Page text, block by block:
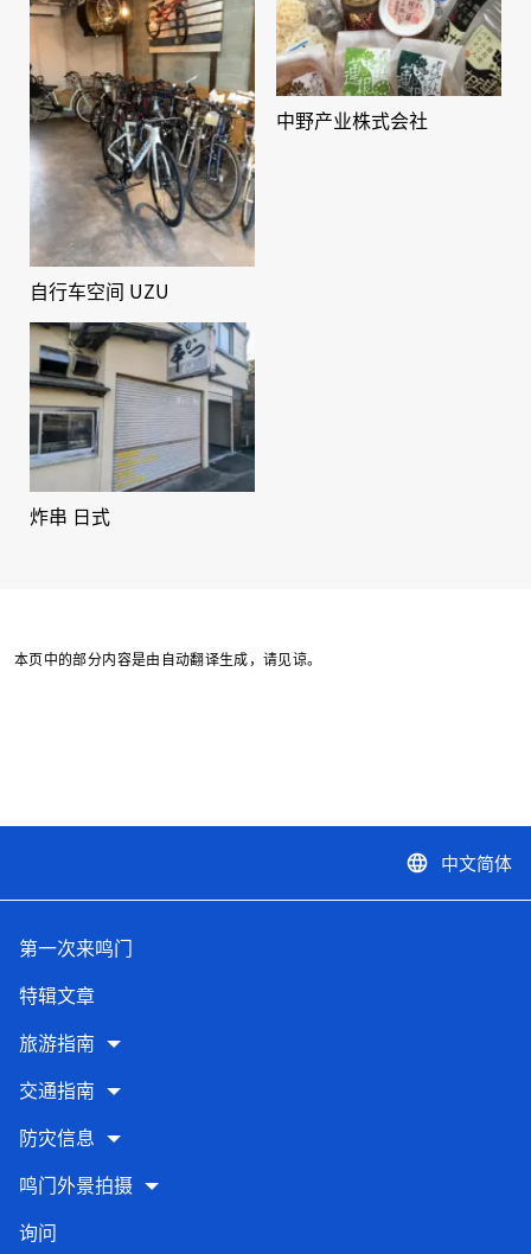
自行车空间 UZU
中野产业株式会社
炸串 日式
本页中的部分内容是由自动翻译生成，请见谅。
language 中文简体
第一次来鸣门
特辑文章
旅游指南
交通指南
防灾信息
鸣门外景拍摄
询问